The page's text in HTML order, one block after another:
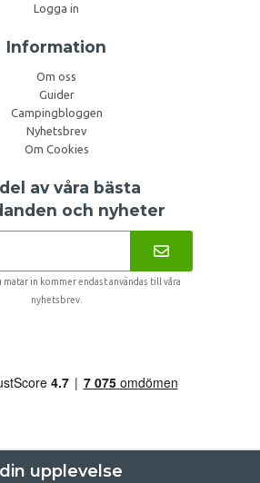
Logga in
Information
Om oss
Guider
Campingbloggen
Nyhetsbrev
Om Cookies
av våra bästa
och nyheter
in kommer endast användas till våra
nyhetsbrev.
upplevelse